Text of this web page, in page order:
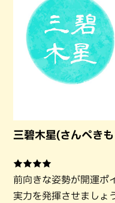
三碧木星(さんぺき
★★★★
前向きな姿勢が開運ポ
実力を発揮させましょ